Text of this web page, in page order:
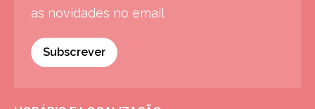
as novidades no email
Subscrever